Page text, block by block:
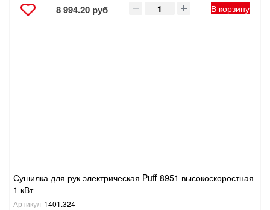
8 994.20 руб В корзину
Сушилка для рук электрическая Puff-8951 высокоскоростная
1 кВт
Артикул 1401.324